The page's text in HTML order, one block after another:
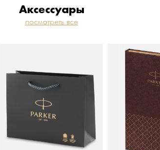
Аксессуары
посмотреть все